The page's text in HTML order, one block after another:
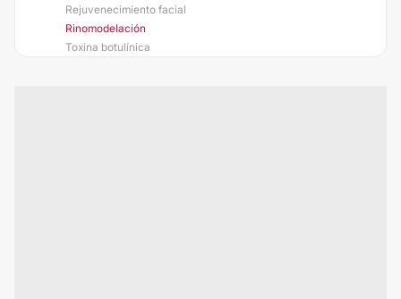
Rejuvenecimiento facial
Rinomodelación
Toxina botulínica